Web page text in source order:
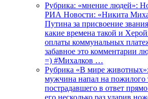
Рубрика: «мнение людей»:
РИА Новости: «Никита
Путина за присвоение
какие времена такой и
оплаты коммунальных
забавное это комментарии
=) #Михалков …
Рубрика «В мире
мужчина напал на пожилого
пострадавшего в ответ
его несколько раз ударив